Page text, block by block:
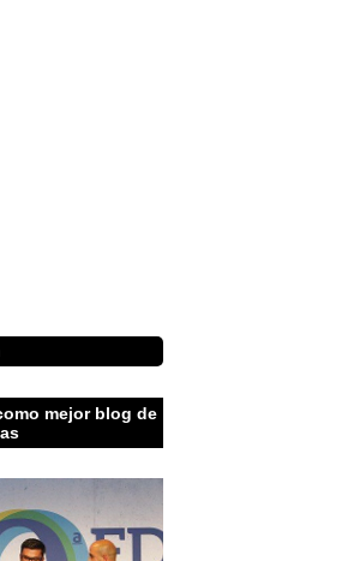
mejor blog de